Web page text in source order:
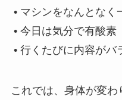
• マシンをなんとなく
• 今日は気分で有酸素
• 行くたびに内容がバ
これでは、身体が変わ